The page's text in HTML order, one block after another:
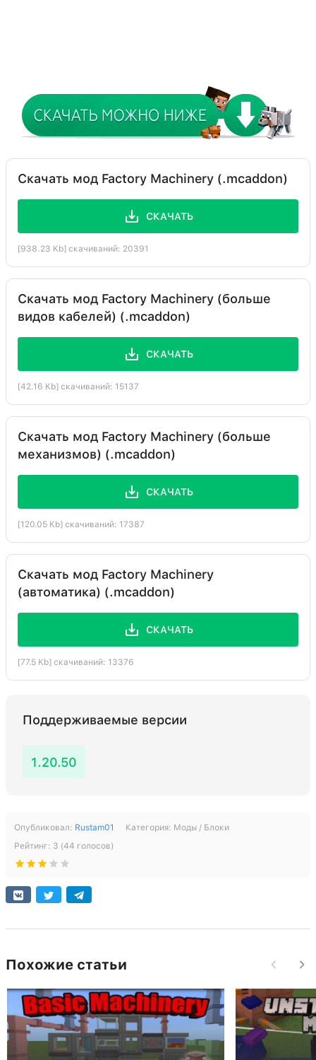
Скачать мод Factory Machinery (.mcaddon)
СКАЧАТЬ
[938.23 Kb] скачиваний: 20391
Скачать мод Factory Machinery (больше
видов кабелей) (.mcaddon)
СКАЧАТЬ
[42.16 Kb] скачиваний: 15137
Скачать мод Factory Machinery (больше
механизмов) (.mcaddon)
СКАЧАТЬ
[120.05 Kb] скачиваний: 17387
Скачать мод Factory Machinery
(автоматика) (.mcaddon)
СКАЧАТЬ
[77.5 Kb] скачиваний: 13376
Поддерживаемые версии
1.20.50
Опубликовал: Rustam01 Категория: Моды / Блоки
Рейтинг: 3 (44 голосов)
Похожие статьи